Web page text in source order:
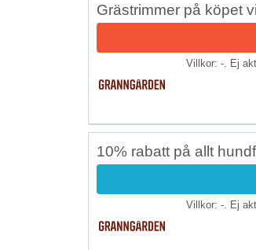
Grästrimmer på köpet
Villkor: -. Ej
10% rabatt på allt
Villkor: -. Ej